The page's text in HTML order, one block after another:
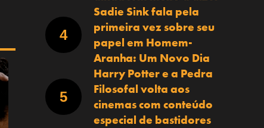
Sadie Sink fala pela
primeira vez sobre seu
papel em Homem-
Aranha: Um Novo Dia
Harry Potter e a Pedra
Filosofal volta aos
cinemas com conteúdo
especial de bastidores